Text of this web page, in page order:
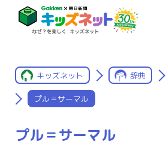
キッズネット 辞典
プル＝サーマル
プル＝サーマル